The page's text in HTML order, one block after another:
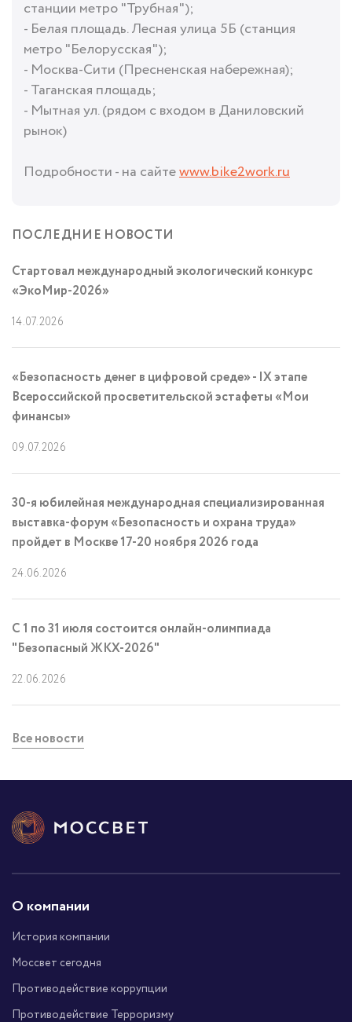
станции метро "Трубная");
- Белая площадь. Лесная улица 5Б (станция
метро "Белорусская");
- Москва-Сити (Пресненская набережная);
- Таганская площадь;
- Мытная ул. (рядом с входом в Даниловский
рынок)
Подробности - на сайтеwww.bike2work.ru
ПОСЛЕДНИЕ НОВОСТИ
Стартовал международный экологический конкурс
«ЭкоМир-2026»
14.07.2026
«Безопасность денег в цифровой среде» - IX этапе
Всероссийской просветительской эстафеты «Мои
финансы»
09.07.2026
30-я юбилейная международная специализированная
выставка-форум «Безопасность и охрана труда»
пройдет в Москве 17-20 ноября 2026 года
24.06.2026
С 1 по 31 июля состоится онлайн-олимпиада
"Безопасный ЖКХ-2026"
22.06.2026
Все новости
О компании
История компании
Моссвет сегодня
Противодействие коррупции
Противодействие Терроризму